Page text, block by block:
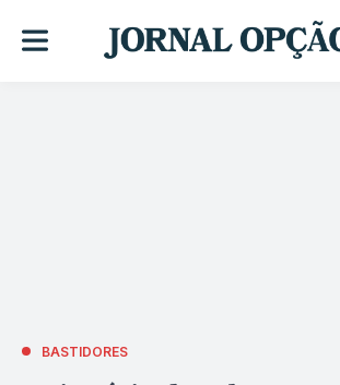
BASTIDORES